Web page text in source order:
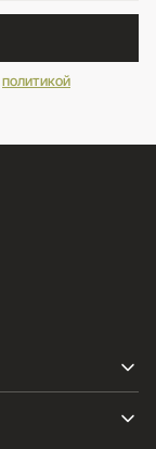
политикой